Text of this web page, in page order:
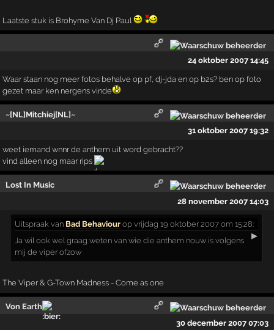
Laatste stuk is Brohyme Van Dj Paul
24 oktober 2007 14:45
Waar staan nog meer fotos behalve op pf, dj-jda en op b2s? ben op foto
gezet maar ken nergens vinde
~[NL]Mitchiej[NL]~
31 oktober 2007 19:32
weet iemand wnnr de anthem uit word gebracht??
vind alleen nog maar rips
Lost In Music
28 november 2007 14:03
Uitspraak van Bad Behaviour op vrijdag 19 oktober 2007 om 15:28:
▶
Ja wil ook wel graag weten van wie die anthem nouw is volgens
mij de viper ofzow
The Viper & G-Town Madness - Come as one
Von Earth
30 december 2007 07:03